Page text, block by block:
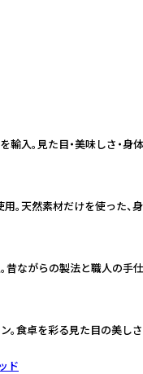
入。見た目・美味しさ・身
。天然素材だけを使った、
ながらの製法と職人の手
食卓を彩る見た目の美し
ド